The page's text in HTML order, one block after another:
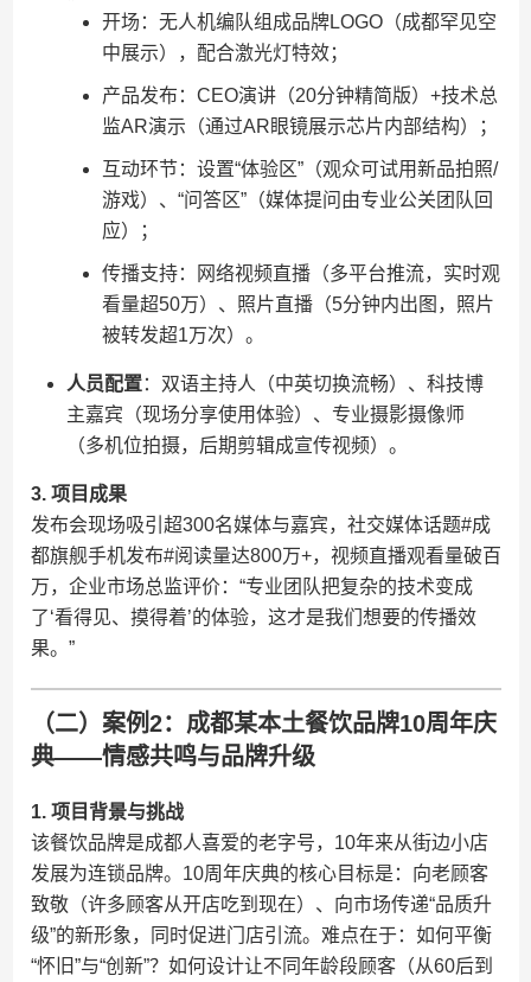
开场：无人机编队组成品牌LOGO（成都罕见空
中展示），配合激光灯特效；
产品发布：CEO演讲（20分钟精简版）+技术总
监AR演示（通过AR眼镜展示芯片内部结构）；
互动环节：设置“体验区”（观众可试用新品拍照/
游戏）、“问答区”（媒体提问由专业公关团队回
应）；
传播支持：网络视频直播（多平台推流，实时观
看量超50万）、照片直播（5分钟内出图，照片
被转发超1万次）。
​人员配置​​：双语主持人（中英切换流畅）、科技博
主嘉宾（现场分享使用体验）、专业摄影摄像师
（多机位拍摄，后期剪辑成宣传视频）。
​3. 项目成果​
发布会现场吸引超300名媒体与嘉宾，社交媒体话题#成
都旗舰手机发布#阅读量达800万+，视频直播观看量破百
万，企业市场总监评价：“专业团队把复杂的技术变成
了‘看得见、摸得着’的体验，这才是我们想要的传播效
果。”
（二）案例2：成都某本土餐饮品牌10周年庆
典——情感共鸣与品牌升级
​1. 项目背景与挑战​
该餐饮品牌是成都人喜爱的老字号，10年来从街边小店
发展为连锁品牌。10周年庆典的核心目标是：向老顾客
致敬（许多顾客从开店吃到现在）、向市场传递“品质升
级”的新形象，同时促进门店引流。难点在于：如何平衡
“怀旧”与“创新”？如何设计让不同年龄段顾客（从60后到